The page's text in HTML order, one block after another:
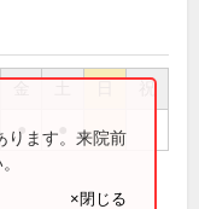
祝
●
ります。来院前
×閉じる